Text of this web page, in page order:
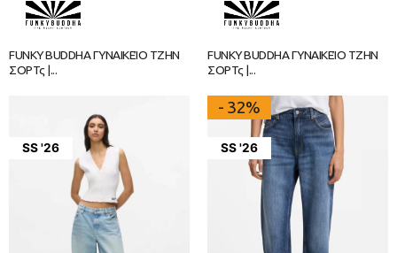
FUNKY BUDDHA ΓΥΝΑΙΚΕΊΟ ΤΖΗΝ
ΣΟΡΤς |...
FUNKY BUDDHA ΓΥΝΑΙΚΕΊΟ ΤΖΗΝ
ΣΟΡΤς |...
SS '26 SS '26
- 32%